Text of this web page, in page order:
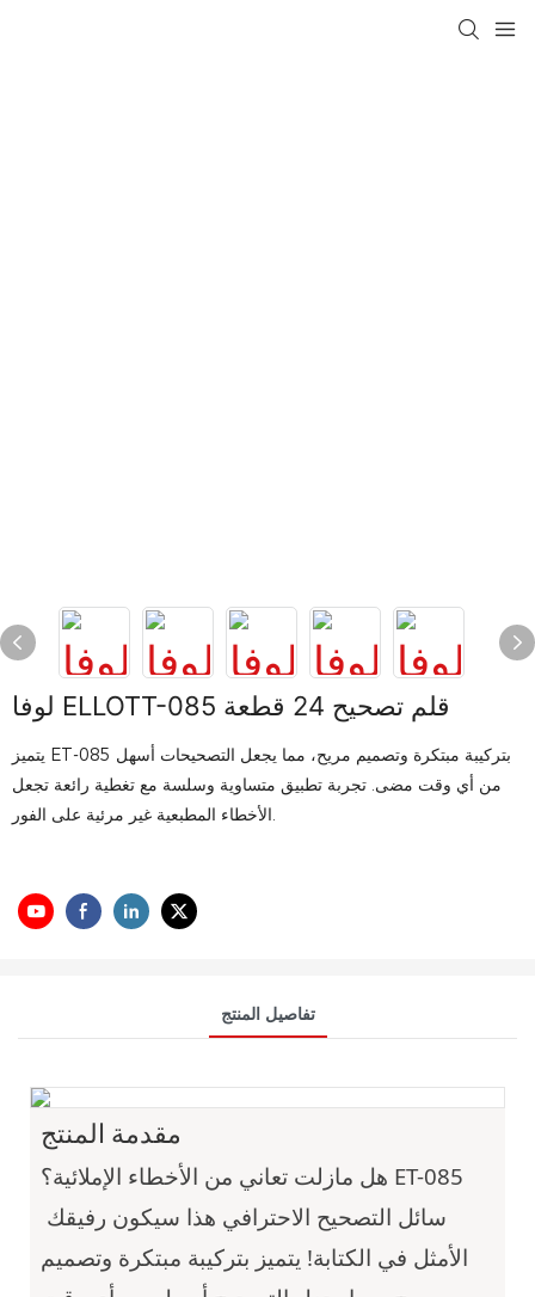
لوفا ELLOTT-085 قلم تصحيح 24 قطعة
يتميز ET-085 بتركيبة مبتكرة وتصميم مريح، مما يجعل التصحيحات أسهل
من أي وقت مضى. تجربة تطبيق متساوية وسلسة مع تغطية رائعة تجعل
الأخطاء المطبعية غير مرئية على الفور.
تفاصيل المنتج
مقدمة المنتج
هل مازلت تعاني من الأخطاء الإملائية؟ ET-085
الأمثل في الكتابة! يتميز بتركيبة مبتكرة وتصميم